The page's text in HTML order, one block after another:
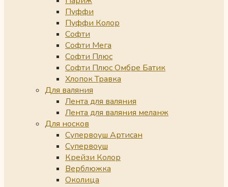
Пуффи
Пуффи Колор
Софти
Софти Мега
Софти Плюс
Софти Плюс Омбре Батик
Хлопок Травка
Для валяния
Лента для валяния
Лента для валяния меланж
Для носков
Супервоуш Артисан
Супервоуш
Крейзи Колор
Верблюжка
Околица